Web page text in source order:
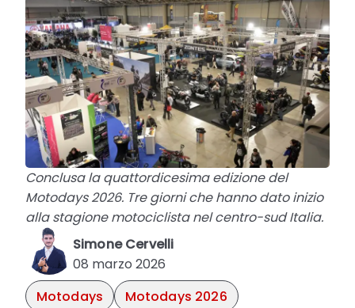
Conclusa la quattordicesima edizione del
Motodays 2026. Tre giorni che hanno dato inizio
alla stagione motociclista nel centro-sud Italia.
Simone Cervelli
08 marzo 2026
Motodays
Motodays 2026